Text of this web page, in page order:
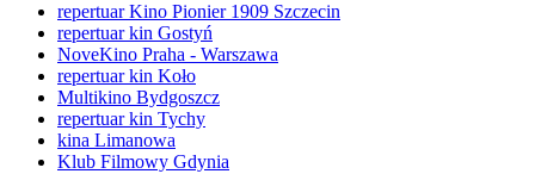
repertuar Kino Pionier 1909 Szczecin
repertuar kin Gostyń
NoveKino Praha - Warszawa
repertuar kin Koło
Multikino Bydgoszcz
repertuar kin Tychy
kina Limanowa
Klub Filmowy Gdynia